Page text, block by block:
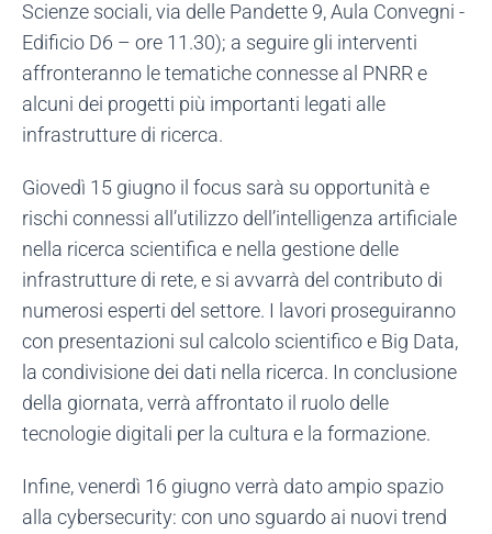
Scienze sociali, via delle Pandette 9, Aula Convegni -
Edificio D6 – ore 11.30); a seguire gli interventi
affronteranno le tematiche connesse al PNRR e
alcuni dei progetti più importanti legati alle
infrastrutture di ricerca.
Giovedì 15 giugno il focus sarà su opportunità e
rischi connessi all’utilizzo dell’intelligenza artificiale
nella ricerca scientifica e nella gestione delle
infrastrutture di rete, e si avvarrà del contributo di
numerosi esperti del settore. I lavori proseguiranno
con presentazioni sul calcolo scientifico e Big Data,
la condivisione dei dati nella ricerca. In conclusione
della giornata, verrà affrontato il ruolo delle
tecnologie digitali per la cultura e la formazione.
Infine, venerdì 16 giugno verrà dato ampio spazio
alla cybersecurity: con uno sguardo ai nuovi trend